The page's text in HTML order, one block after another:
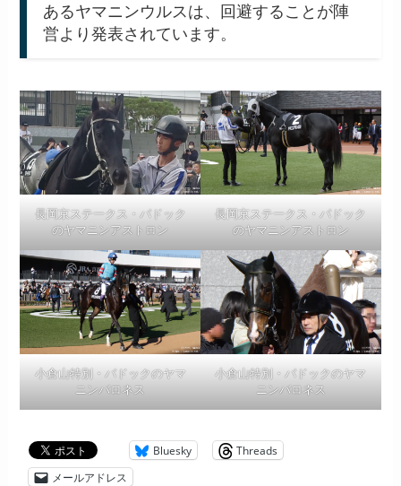
あるヤマニンウルスは、回避することが陣
営より発表されています。
長岡京ステークス・パドック
のヤマニンアストロン
長岡京ステークス・パドック
のヤマニンアストロン
小倉山特別・パドックのヤマ
ニンバロネス
小倉山特別・パドックのヤマ
ニンバロネス
Bluesky
Threads
メールアドレス